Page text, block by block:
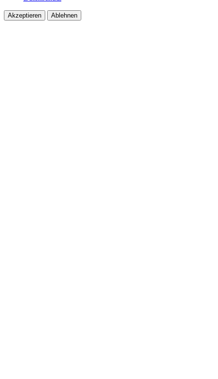
Akzeptieren Ablehnen